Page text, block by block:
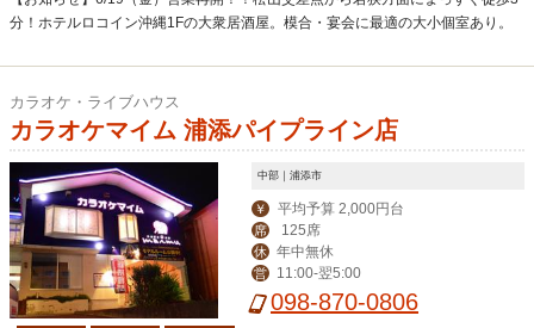
分！ホテルロコイン沖縄1Fの大衆居酒屋。模合・宴会に最適の大小個室あり。
カラオケ・ライブハウス
カラオケマイム 浦添パイプライン店
中部｜浦添市
￥ 平均予算 2,000円台
席 125席
休 年中無休
営 11:00-翌5:00
098-870-0806